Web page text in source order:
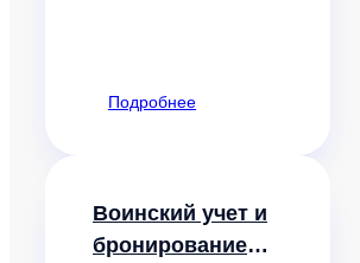
Подробнее
Воинский учет и
бронирование